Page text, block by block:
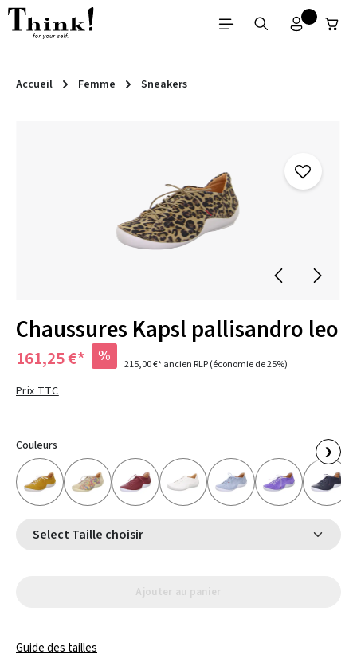
Passer au contenu principal
Accueil Femme Sneakers
Chaussures Kapsl pallisandro leo
161,25 €* % 215,00 €*ancien RLP(économie de 25%)
Prix TTC
Couleurs ❯
Select Taille choisir
Ajouter au panier
Guide des tailles